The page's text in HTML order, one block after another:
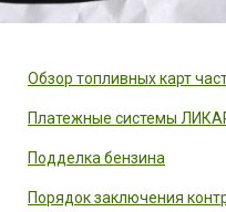
Обзор топливных карт
Платежные системы
Подделка бензина
Порядок заключения